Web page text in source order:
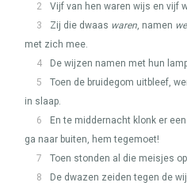
2
Vijf van hen waren wijs en vijf
3
Zij die dwaas waren, namen
met zich mee.
4
De wijzen namen met hun
5
Toen de bruidegom uitbleef,
in slaap.
6
En te middernacht klonk er
ga naar buiten, hem tegemoet!
7
Toen stonden al die meisjes
8
De dwazen zeiden tegen de